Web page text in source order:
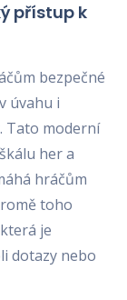
přístup k
bezpečné
úvahu i
Tato moderní
her a
hráčům
toho
je
dotazy nebo